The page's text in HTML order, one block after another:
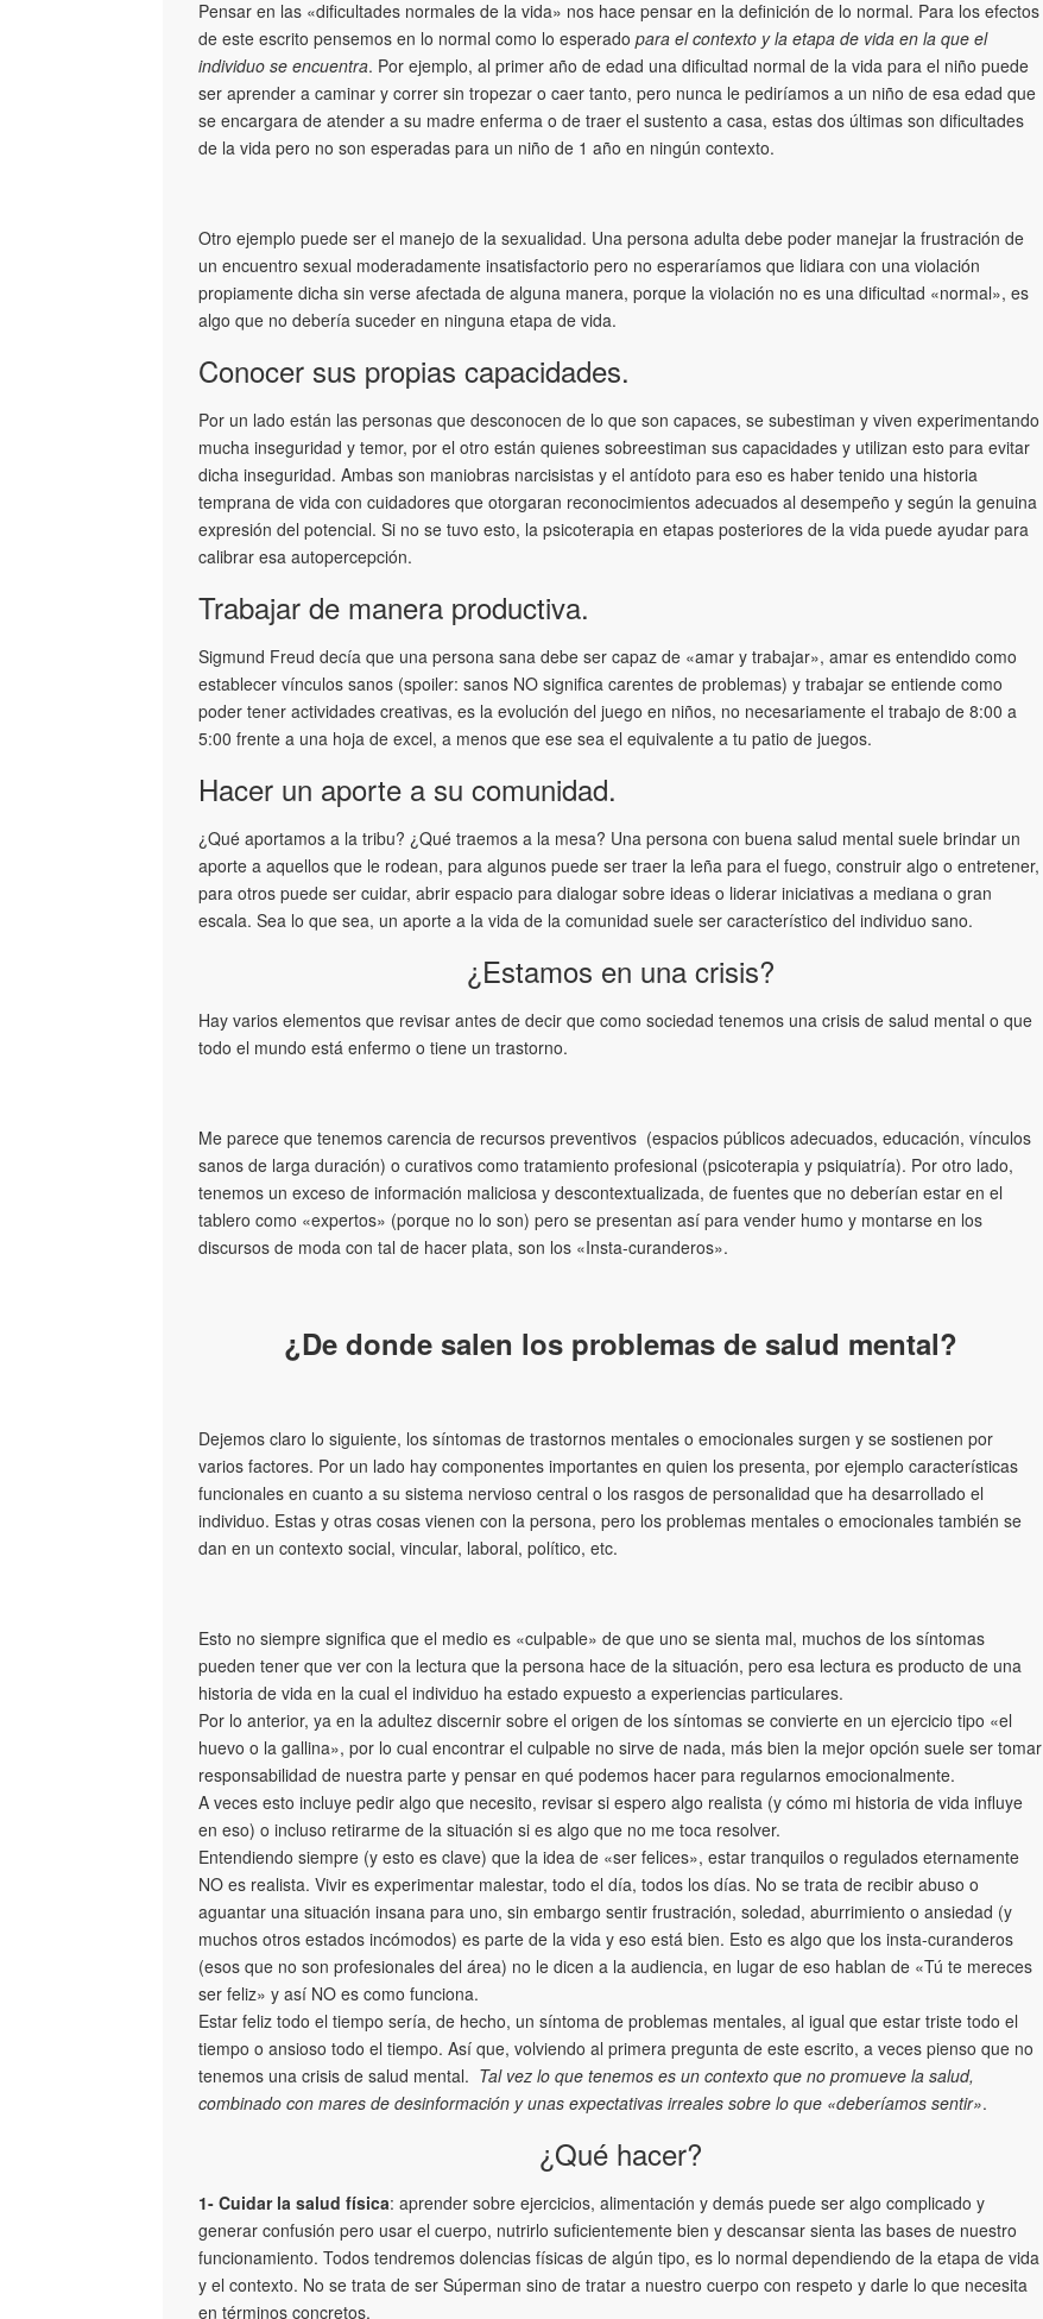
Pensar en las «dificultades normales de la vida» nos hace pensar en la definición de lo normal. Para los efectos
de este escrito pensemos en lo normal como lo esperado para el contexto y la etapa de vida en la que el
individuo se encuentra. Por ejemplo, al primer año de edad una dificultad normal de la vida para el niño puede
ser aprender a caminar y correr sin tropezar o caer tanto, pero nunca le pediríamos a un niño de esa edad que
se encargara de atender a su madre enferma o de traer el sustento a casa, estas dos últimas son dificultades
de la vida pero no son esperadas para un niño de 1 año en ningún contexto.
Otro ejemplo puede ser el manejo de la sexualidad. Una persona adulta debe poder manejar la frustración de
un encuentro sexual moderadamente insatisfactorio pero no esperaríamos que lidiara con una violación
propiamente dicha sin verse afectada de alguna manera, porque la violación no es una dificultad «normal», es
algo que no debería suceder en ninguna etapa de vida.
Conocer sus propias capacidades.
Por un lado están las personas que desconocen de lo que son capaces, se subestiman y viven experimentando
mucha inseguridad y temor, por el otro están quienes sobreestiman sus capacidades y utilizan esto para evitar
dicha inseguridad. Ambas son maniobras narcisistas y el antídoto para eso es haber tenido una historia
temprana de vida con cuidadores que otorgaran reconocimientos adecuados al desempeño y según la genuina
expresión del potencial. Si no se tuvo esto, la psicoterapia en etapas posteriores de la vida puede ayudar para
calibrar esa autopercepción.
Trabajar de manera productiva.
Sigmund Freud decía que una persona sana debe ser capaz de «amar y trabajar», amar es entendido como
establecer vínculos sanos (spoiler: sanos NO significa carentes de problemas) y trabajar se entiende como
poder tener actividades creativas, es la evolución del juego en niños, no necesariamente el trabajo de 8:00 a
5:00 frente a una hoja de excel, a menos que ese sea el equivalente a tu patio de juegos.
Hacer un aporte a su comunidad.
¿Qué aportamos a la tribu? ¿Qué traemos a la mesa? Una persona con buena salud mental suele brindar un
aporte a aquellos que le rodean, para algunos puede ser traer la leña para el fuego, construir algo o entretener,
para otros puede ser cuidar, abrir espacio para dialogar sobre ideas o liderar iniciativas a mediana o gran
escala. Sea lo que sea, un aporte a la vida de la comunidad suele ser característico del individuo sano.
¿Estamos en una crisis?
Hay varios elementos que revisar antes de decir que como sociedad tenemos una crisis de salud mental o que
todo el mundo está enfermo o tiene un trastorno.
Me parece que tenemos carencia de recursos preventivos (espacios públicos adecuados, educación, vínculos
sanos de larga duración) o curativos como tratamiento profesional (psicoterapia y psiquiatría). Por otro lado,
tenemos un exceso de información maliciosa y descontextualizada, de fuentes que no deberían estar en el
tablero como «expertos» (porque no lo son) pero se presentan así para vender humo y montarse en los
discursos de moda con tal de hacer plata, son los «Insta-curanderos».
¿De donde salen los problemas de salud mental?
Dejemos claro lo siguiente, los síntomas de trastornos mentales o emocionales surgen y se sostienen por
varios factores. Por un lado hay componentes importantes en quien los presenta, por ejemplo características
funcionales en cuanto a su sistema nervioso central o los rasgos de personalidad que ha desarrollado el
individuo. Estas y otras cosas vienen con la persona, pero los problemas mentales o emocionales también se
dan en un contexto social, vincular, laboral, político, etc.
Esto no siempre significa que el medio es «culpable» de que uno se sienta mal, muchos de los síntomas
pueden tener que ver con la lectura que la persona hace de la situación, pero esa lectura es producto de una
historia de vida en la cual el individuo ha estado expuesto a experiencias particulares.
Por lo anterior, ya en la adultez discernir sobre el origen de los síntomas se convierte en un ejercicio tipo «el
huevo o la gallina», por lo cual encontrar el culpable no sirve de nada, más bien la mejor opción suele ser tomar
responsabilidad de nuestra parte y pensar en qué podemos hacer para regularnos emocionalmente.
A veces esto incluye pedir algo que necesito, revisar si espero algo realista (y cómo mi historia de vida influye
en eso) o incluso retirarme de la situación si es algo que no me toca resolver.
Entendiendo siempre (y esto es clave) que la idea de «ser felices», estar tranquilos o regulados eternamente
NO es realista. Vivir es experimentar malestar, todo el día, todos los días. No se trata de recibir abuso o
aguantar una situación insana para uno, sin embargo sentir frustración, soledad, aburrimiento o ansiedad (y
muchos otros estados incómodos) es parte de la vida y eso está bien. Esto es algo que los insta-curanderos
(esos que no son profesionales del área) no le dicen a la audiencia, en lugar de eso hablan de «Tú te mereces
ser feliz» y así NO es como funciona.
Estar feliz todo el tiempo sería, de hecho, un síntoma de problemas mentales, al igual que estar triste todo el
tiempo o ansioso todo el tiempo. Así que, volviendo al primera pregunta de este escrito, a veces pienso que no
tenemos una crisis de salud mental. Tal vez lo que tenemos es un contexto que no promueve la salud,
combinado con mares de desinformación y unas expectativas irreales sobre lo que «deberíamos sentir».
¿Qué hacer?
1- Cuidar la salud física: aprender sobre ejercicios, alimentación y demás puede ser algo complicado y
generar confusión pero usar el cuerpo, nutrirlo suficientemente bien y descansar sienta las bases de nuestro
funcionamiento. Todos tendremos dolencias físicas de algún tipo, es lo normal dependiendo de la etapa de vida
y el contexto. No se trata de ser Súperman sino de tratar a nuestro cuerpo con respeto y darle lo que necesita
en términos concretos.